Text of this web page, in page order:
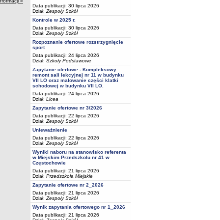
Data publikacji: 30 lipca 2026
Dział: Zespoły Szkół
Kontrole w 2025 r.
Data publikacji: 30 lipca 2026
Dział: Zespoły Szkół
Rozpoznanie ofertowe rozstrzygnięcie
sport
Data publikacji: 24 lipca 2026
Dział: Szkoły Podstawowe
Zapytanie ofertowe - Kompleksowy
remont sali lekcyjnej nr 11 w budynku
VII LO oraz malowanie części klatki
schodowej w budynku VII LO.
Data publikacji: 24 lipca 2026
Dział: Licea
Zapytanie ofertowe nr 3/2026
Data publikacji: 22 lipca 2026
Dział: Zespoły Szkół
Unieważnienie
Data publikacji: 22 lipca 2026
Dział: Zespoły Szkół
Wyniki naboru na stanowisko referenta
w Miejskim Przedszkolu nr 41 w
Częstochowie
Data publikacji: 21 lipca 2026
Dział: Przedszkola Miejskie
Zapytanie ofertowe nr 2_2026
Data publikacji: 21 lipca 2026
Dział: Zespoły Szkół
Wynik zapytania ofertowego nr 1_2026
Data publikacji: 21 lipca 2026